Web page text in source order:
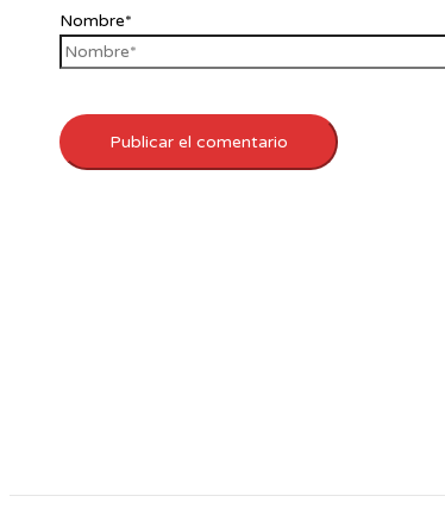
Nombre*